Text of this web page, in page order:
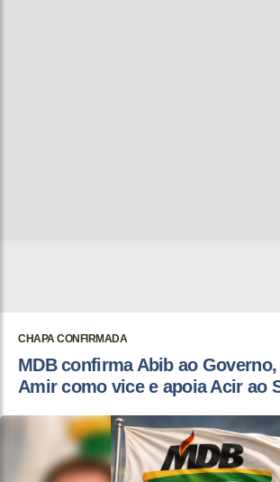
CHAPA CONFIRMADA
MDB confirma Abib ao
Amir como vice e apoia Acir ao